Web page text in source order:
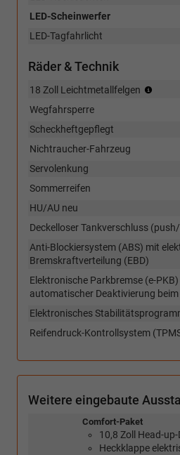
LED-Scheinwerfer
LED-Tagfahrlicht
Räder & Technik
18 Zoll Leichtmetallfelgen
Wegfahrsperre
Scheckheftgepflegt
Nichtraucher-Fahrzeug
Servolenkung
Sommerreifen
HU/AU neu
Deckelloser Tankverschluss
Anti-Blockiersystem (ABS) mit
Bremskraftverteilung (EBD)
Elektronische Parkbremse (e-
automatischer Deaktivierung
Elektronisches
Reifendruck-Kontrollsystem
Weitere eingebaute
Comfort-Paket
10,8 Zoll Head-
Heckklappe